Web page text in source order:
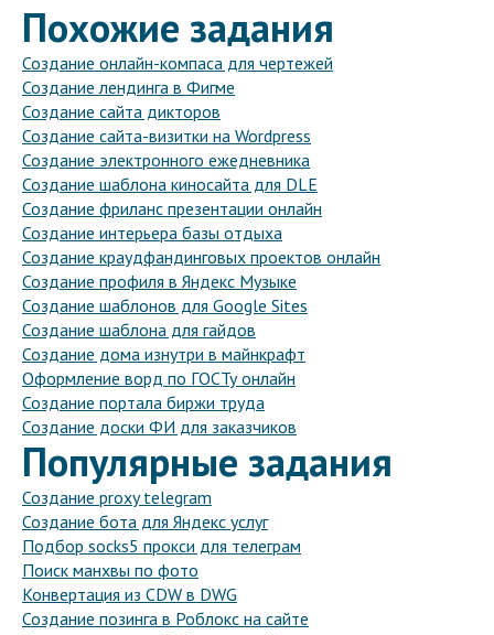
Похожие задания
Создание онлайн-компаса для чертежей
Создание лендинга в Фигме
Создание сайта дикторов
Создание сайта-визитки на Wordpress
Создание электронного ежедневника
Создание шаблона киносайта для DLE
Создание фриланс презентации онлайн
Создание интерьера базы отдыха
Создание краудфандинговых проектов онлайн
Создание профиля в Яндекс Музыке
Создание шаблонов для Google Sites
Создание шаблона для гайдов
Создание дома изнутри в майнкрафт
Оформление ворд по ГОСТу онлайн
Создание портала биржи труда
Создание доски ФИ для заказчиков
Популярные задания
Создание proxy telegram
Создание бота для Яндекс услуг
Подбор socks5 прокси для телеграм
Поиск манхвы по фото
Конвертация из CDW в DWG
Создание позинга в Роблокс на сайте